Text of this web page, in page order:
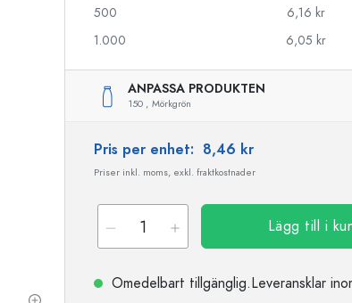
Cylinderflaskor
500
6,16 kr
1.000
6,05 kr
ANPASSA PRODUKTEN
150 , Mörkgrön
Pris per enhet: 8,46 kr
Priser inkl. moms, exkl. fraktkostnader
Lägg till i
Omedelbart tillgänglig.Leveransklar